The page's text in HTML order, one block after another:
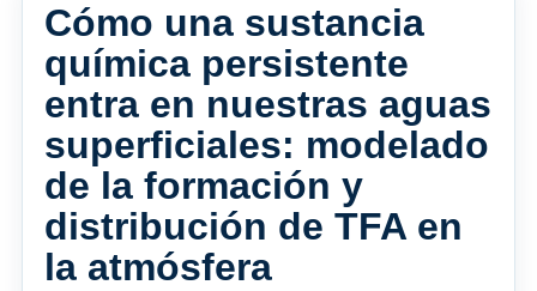
Cómo una sustancia
química persistente
entra en nuestras aguas
superficiales: modelado
de la formación y
distribución de TFA en
la atmósfera